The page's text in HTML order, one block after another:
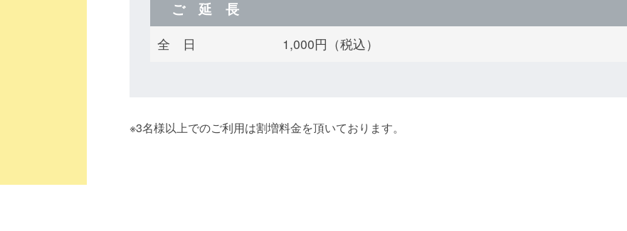
ご 延 長
全 日 1,000円（税込）
※3名様以上でのご利用は割増料金を頂いております。